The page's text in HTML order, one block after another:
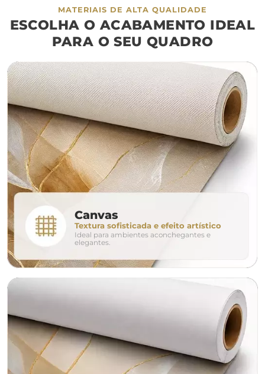
móvel de referência
sofá cama
largura aproximada
160cm 200cm
280cm 320cm
conjunto
avulso duo
o tamanho ideal para o seu ambiente é
MATERIAIS DE ALTA QUALIDADE
ESCOLHA O ACABAMENTO IDEAL
PARA O SEU QUADRO
Canvas
Textura sofisticada e efeito artístico
Ideal para ambientes aconchegantes e
elegantes.